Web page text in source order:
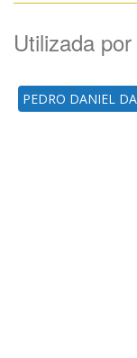
Utilizada
PEDRO DANIEL